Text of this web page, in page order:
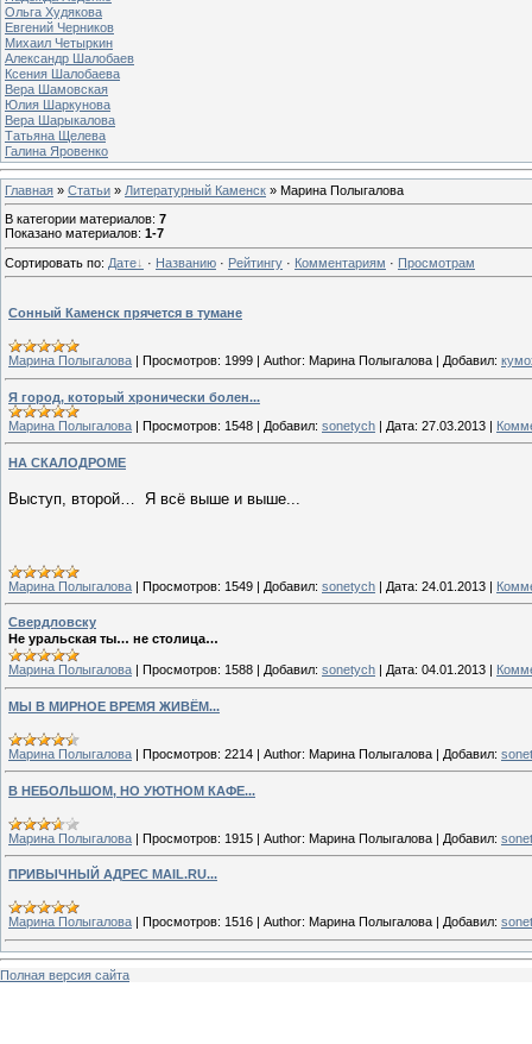
Ольга Худякова
Евгений Черников
Михаил Четыркин
Александр Шалобаев
Ксения Шалобаева
Вера Шамовская
Юлия Шаркунова
Вера Шарыкалова
Татьяна Щелева
Галина Яровенко
Главная » Статьи » Литературный Каменск » Марина Полыгалова
В категории материалов: 7
Показано материалов: 1-7
Сортировать по: Дате · Названию · Рейтингу · Комментариям · Просмотрам
Сонный Каменск прячется в тумане
Марина Полыгалова Просмотров: 1999 Author: Марина Полыгалова Добавил:
Я город, который хронически болен...
Марина Полыгалова | Просмотров: 1548 | Добавил: sonetych | Дата: 27.03.2013 |
НА СКАЛОДРОМЕ
Выступ, второй… Я всё выше и выше...
Марина Полыгалова | Просмотров: 1549 | Добавил: sonetych | Дата: 24.01.2013 |
Свердловску
Не уральская ты… не столица…
Марина Полыгалова Просмотров: 1588 Добавил: sonetych Дата: 04.01.2013
МЫ В МИРНОЕ ВРЕМЯ ЖИВЁМ...
Марина Полыгалова | Просмотров: 2214 | Author: Марина Полыгалова | Добавил:
В НЕБОЛЬШОМ, НО УЮТНОМ КАФЕ...
Марина Полыгалова | Просмотров: 1915 | Author: Марина Полыгалова | Добавил:
ПРИВЫЧНЫЙ АДРЕС MAIL.RU...
Марина Полыгалова Просмотров: 1516 Author: Марина Полыгалова Добавил:
Полная версия сайта